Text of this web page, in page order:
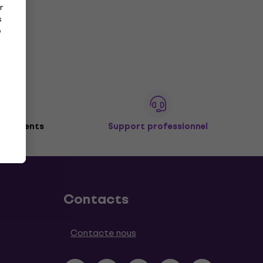
de clients Support professionnel
Contacts
Contacte nous